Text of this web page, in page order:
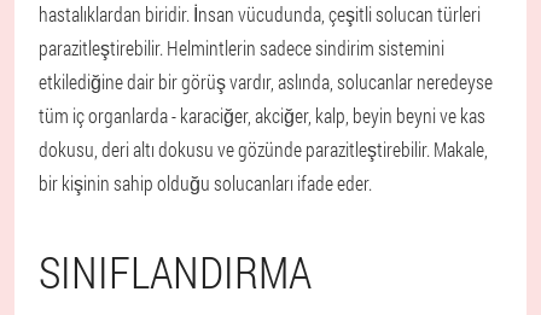
hastalıklardan biridir. İnsan vücudunda, çeşitli solucan türleri
parazitleştirebilir. Helmintlerin sadece sindirim sistemini
etkilediğine dair bir görüş vardır, aslında, solucanlar neredeyse
tüm iç organlarda - karaciğer, akciğer, kalp, beyin beyni ve kas
dokusu, deri altı dokusu ve gözünde parazitleştirebilir. Makale,
bir kişinin sahip olduğu solucanları ifade eder.
SINIFLANDIRMA